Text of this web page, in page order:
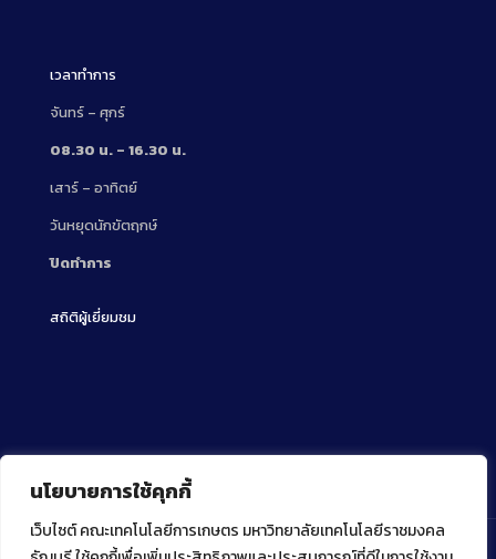
นโยบายการใช้คุกกี้
เว็บไซต์ คณะเทคโนโลยีการเกษตร มหาวิทยาลัยเทคโนโลยีราชมงคล
เวลาทำการ
จันทร์ – ศุกร์
08.30 น. – 16.30 น.
เสาร์ – อาทิตย์
วันหยุดนักขัตฤกษ์
ปิดทำการ
สถิติผู้เยี่ยมชม